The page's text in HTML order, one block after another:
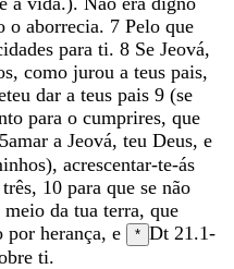
o aborrecia. 7 Pelo que
para ti. 8 Se Jeová,
, como jurou a teus pais,
dar a teus pais 9 (se
para o cumprires, que
amar a Jeová, teu Deus, e
), acrescentar-te-ás
três, 10 para que se não
meio da tua terra, que
por herança, e * Dt 21.1-
ti.